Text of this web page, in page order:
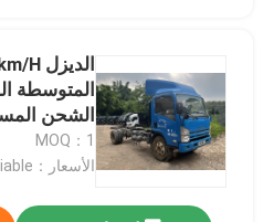
المتوسطة
الشحن
MOQ：1
الأسعار：negotiable